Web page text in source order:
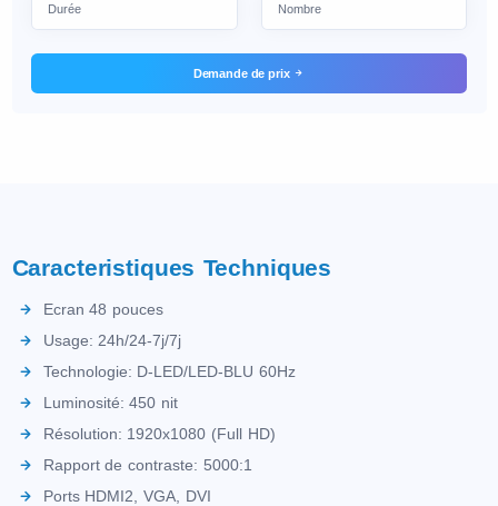
Demande de prix
Caracteristiques Techniques
Ecran 48 pouces
Usage: 24h/24-7j/7j
Technologie: D-LED/LED-BLU 60Hz
Luminosité: 450 nit
Résolution: 1920x1080 (Full HD)
Rapport de contraste: 5000:1
Ports HDMI2, VGA, DVI